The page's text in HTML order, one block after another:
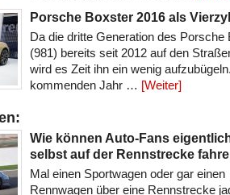
Porsche Boxster 2016 als
Da die dritte Generation des Porsche
(981) bereits seit 2012 auf den
wird es Zeit ihn ein wenig
kommenden Jahr … [Weiter]
Wie können Auto-Fans
selbst auf der Rennstrecke
Mal einen Sportwagen oder gar einen
Rennwagen über eine Rennstrecke